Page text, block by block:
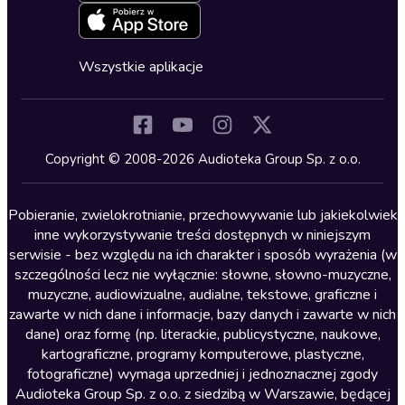
Kryminały
Lektury szkolne
Literatura anglojęzyczna
Literatura faktu
Literatura obyczajowa
Literatura piękna obca
Literatura piękna polska
Nagrania relaksacyjne
Nauka języków
Zapowiedzi
Cykle audiobooków
Wszystkie aplikacje
Copyright © 2008-2026 Audioteka Group Sp. z o.o.
Pobieranie, zwielokrotnianie, przechowywanie lub jakiekolwiek
inne wykorzystywanie treści dostępnych w niniejszym
serwisie - bez względu na ich charakter i sposób wyrażenia (w
szczególności lecz nie wyłącznie: słowne, słowno-muzyczne,
muzyczne, audiowizualne, audialne, tekstowe, graficzne i
zawarte w nich dane i informacje, bazy danych i zawarte w nich
dane) oraz formę (np. literackie, publicystyczne, naukowe,
kartograficzne, programy komputerowe, plastyczne,
fotograficzne) wymaga uprzedniej i jednoznacznej zgody
Audioteka Group Sp. z o.o. z siedzibą w Warszawie, będącej